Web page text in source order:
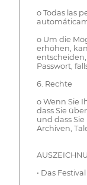
o Todas las
o Um die
erhöhen,
Passwort,
6. Rechte
o Wenn Sie
dass Sie
und dass
Archiven,
• Das